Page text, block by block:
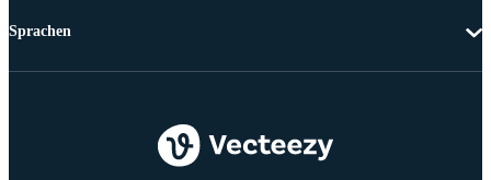
Sprachen